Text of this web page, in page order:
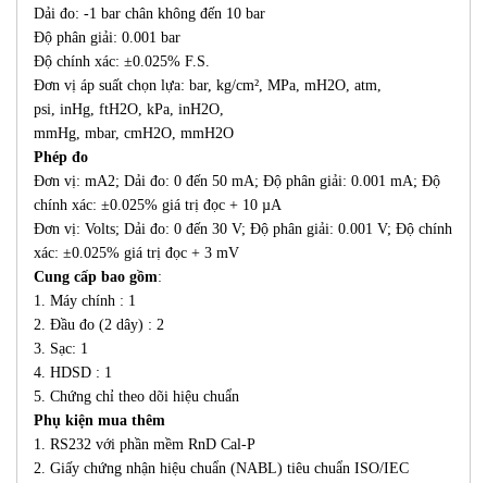
Dải đo: -1 bar chân không đến 10 bar
Độ phân giải: 0.001 bar
Độ chính xác: ±0.025% F.S.
Đơn vị áp suất chọn lựa: bar, kg/cm², MPa, mH2O, atm,
psi, inHg, ftH2O, kPa, inH2O,
mmHg, mbar, cmH2O, mmH2O
Phép đo
Đơn vị: mA2; Dải đo: 0 đến 50 mA; Độ phân giải: 0.001 mA; Độ
chính xác: ±0.025% giá trị đọc + 10 µA
Đơn vị: Volts; Dải đo: 0 đến 30 V; Độ phân giải: 0.001 V; Độ chính
xác: ±0.025% giá trị đọc + 3 mV
Cung cấp bao gồm:
1. Máy chính : 1
2. Đầu đo (2 dây) : 2
3. Sạc: 1
4. HDSD : 1
5. Chứng chỉ theo dõi hiệu chuẩn
Phụ kiện mua thêm
1. RS232 với phần mềm RnD Cal-P
2. Giấy chứng nhận hiệu chuẩn (NABL) tiêu chuẩn ISO/IEC